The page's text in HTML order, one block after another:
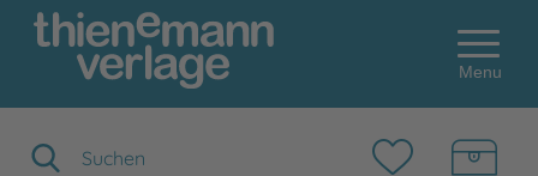
Menu